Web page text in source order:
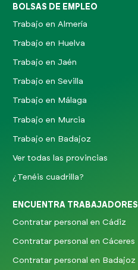
BOLSAS DE EMPLEO
Trabajo en Almería
Trabajo en Huelva
Trabajo en Jaén
Trabajo en Sevilla
Trabajo en Málaga
Trabajo en Murcia
Trabajo en Badajoz
Ver todas las provincias
¿Tenéis cuadrilla?
ENCUENTRA TRABAJADORES
Contratar personal en Cádiz
Contratar personal en Cáceres
Contratar personal en Badajoz